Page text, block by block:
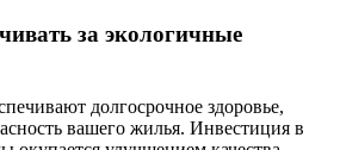
за экологичные
долгосрочное здоровье,
вашего жилья. Инвестиция в